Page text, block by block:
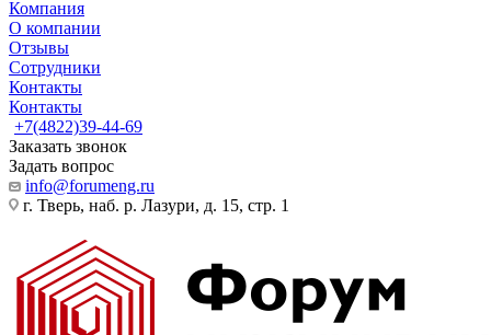
Компания
О компании
Отзывы
Сотрудники
Контакты
Контакты
+7(4822)39-44-69
Заказать звонок
Задать вопрос
info@forumeng.ru
г. Тверь, наб. р. Лазури, д. 15, стр. 1